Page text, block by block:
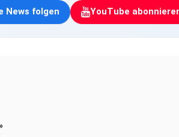
News folgen YouTube